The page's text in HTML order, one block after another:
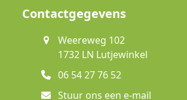
Contactgegevens
Weereweg 102
1732 LN Lutjewinkel
06 54 27 76 52
Stuur ons een e-mail